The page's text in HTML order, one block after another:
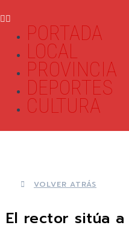
PORTADA
LOCAL
PROVINCIA
DEPORTES
CULTURA
VOLVER ATRÁS
El rector sitúa